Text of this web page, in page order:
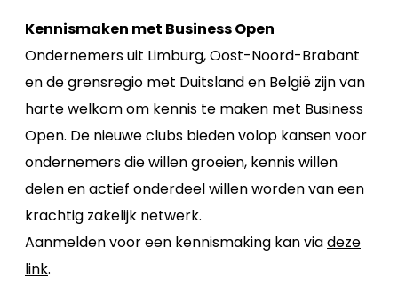
Kennismaken met Business Open
Ondernemers uit Limburg, Oost-Noord-Brabant
en de grensregio met Duitsland en België zijn van
harte welkom om kennis te maken met Business
Open. De nieuwe clubs bieden volop kansen voor
ondernemers die willen groeien, kennis willen
delen en actief onderdeel willen worden van een
krachtig zakelijk netwerk.
Aanmelden voor een kennismaking kan viadeze
link.